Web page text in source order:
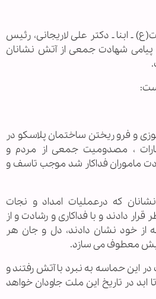
ـ ابنا ـ دکتر علی لاریجانی، رئیس
شهادت جمعی از آتش نشانان
و فرو ریختن ساختمان پلاسکو در
، مصدومیت جمعی از مردم و
ماموران فداکار شد موجب تاسف و
که درعملیات امداد و نجات
دادند و با فداکاری و رشادت و از
از خود نشان دادند، دل و جان هر
معطوف می سازد.
این حماسه به نبرد با آتش رفتند و
ابد در تاریخ این ملت جاودان خواهد